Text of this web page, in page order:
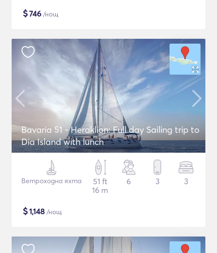
$746 /нощ
Bavaria 51 - Heraklion: Full day Sailing trip to
Dia Island with lunch
Ветроходна яхта
51 ft
16 m
6 3 3
$1,148 /нощ